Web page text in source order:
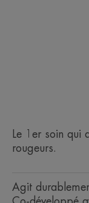
Le 1er soin qui
rougeurs.
Agit